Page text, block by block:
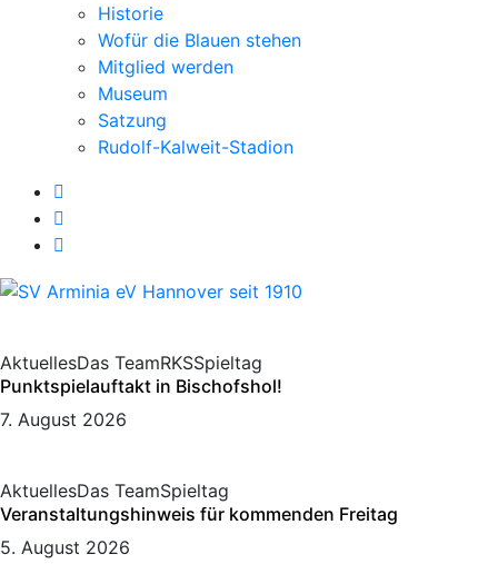
Historie
Wofür die Blauen stehen
Mitglied werden
Museum
Satzung
Rudolf-Kalweit-Stadion
AktuellesDas TeamRKSSpieltag
Punktspielauftakt in Bischofshol!
7. August 2026
AktuellesDas TeamSpieltag
Veranstaltungshinweis für kommenden Freitag
5. August 2026